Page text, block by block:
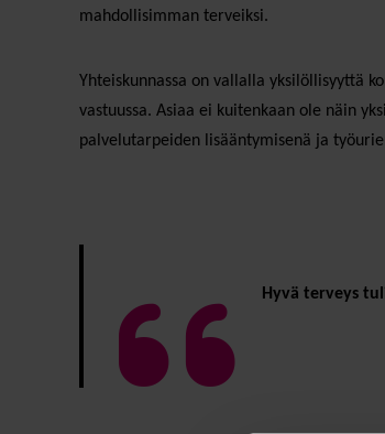
mahdollisimman terveiksi.
Yhteiskunnassa on vallalla yksilöllisyyttä
vastuussa. Asiaa ei kuitenkaan ole näin
palvelutarpeiden lisääntymisenä ja
Hyvä terveys